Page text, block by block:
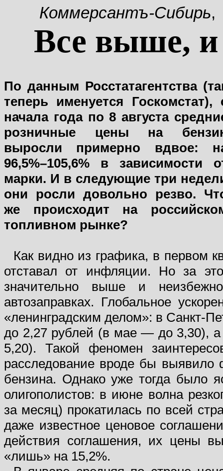
Коммерсантъ-Сибирь,
Все выше,
По данным Росстатагентства
теперь именуется Госкомстат),
начала года по 8 августа
розничные цены на
выросли примерно вдвое:
96,5%–105,6% в зависимости
марки. И в следующие три
они росли довольно резво.
же происходит на
топливном рынке?
Как видно из графика, в первом
отставал от инфляции. Но за
значительно выше и
автозаправках. Глобальное
«ленинградским делом»: в Санкт-
до 2,27 рублей (в мае — до 3,30),
5,20). Такой феномен
расследование вроде бы выявило
бензина. Однако уже тогда было
олигополистов: в июне волна
за месяц) прокатилась по всей
даже известное ценовое
действия соглашения, их цены
«лишь» на 15,2%.